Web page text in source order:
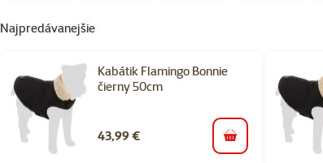
Najpredávanejšie
Kabátik Flamingo Bonnie
čierny 50cm
43,99 € do košíka